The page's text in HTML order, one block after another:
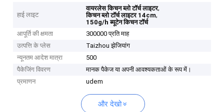
हाई लाइट
वायरलेस किचन ब्लो टॉर्च लाइटर,
किचन ब्लो टॉर्च लाइटर 14cm,
150g/h ब्यूटेन किचन टॉर्च
आपूर्ति की क्षमता
300000 प्रति माह
उत्पत्ति के प्लेस
Taizhou झेजियांग
न्यूनतम आदेश मात्रा
500
पैकेजिंग विवरण
मानक पैकेज या अपनी आवश्यकताओं के रूप में।
प्रमाणन
udem
और देखो